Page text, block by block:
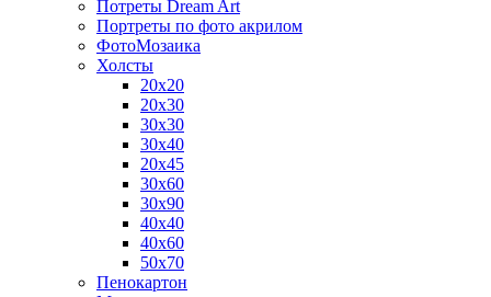
Потреты Dream Art
Портреты по фото акрилом
ФотоМозаика
Холсты
20х20
20х30
30х30
30х40
20х45
30х60
30х90
40х40
40х60
50х70
Пенокартон